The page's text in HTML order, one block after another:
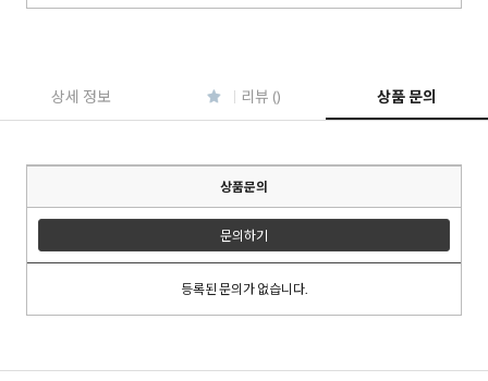
이코 라이프 하
상세 정보 리뷰 () 상품 문의
상품문의
문의하기
등록된 문의가 없습니다.